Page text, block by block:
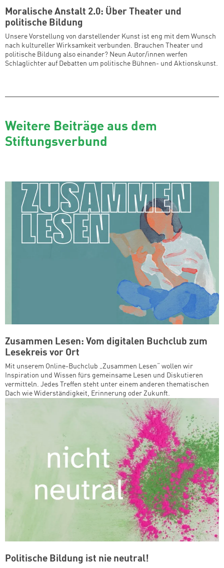
Moralische Anstalt 2.0: Über Theater und
politische Bildung
Unsere Vorstellung von darstellender Kunst ist eng mit dem Wunsch
nach kultureller Wirksamkeit verbunden. Brauchen Theater und
politische Bildung also einander? Neun Autor/innen werfen
Schlaglichter auf Debatten um politische Bühnen- und Aktionskunst.
Weitere Beiträge aus dem
Stiftungsverbund
Zusammen Lesen: Vom digitalen Buchclub zum
Lesekreis vor Ort
Mit unserem Online-Buchclub „Zusammen Lesen“ wollen wir
Inspiration und Wissen fürs gemeinsame Lesen und Diskutieren
vermitteln. Jedes Treffen steht unter einem anderen thematischen
Dach wie Widerständigkeit, Erinnerung oder Zukunft.
Politische Bildung ist nie neutral!